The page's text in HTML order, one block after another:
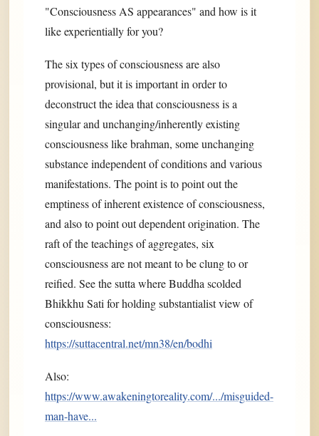
"Consciousness AS appearances" and how is it
like experientially for you?
The six types of consciousness are also
provisional, but it is important in order to
deconstruct the idea that consciousness is a
singular and unchanging/inherently existing
consciousness like brahman, some unchanging
substance independent of conditions and various
manifestations. The point is to point out the
emptiness of inherent existence of consciousness,
and also to point out dependent origination. The
raft of the teachings of aggregates, six
consciousness are not meant to be clung to or
reified. See the sutta where Buddha scolded
Bhikkhu Sati for holding substantialist view of
consciousness:
https://suttacentral.net/mn38/en/bodhi
Also:
https://www.awakeningtoreality.com/.../misguided-
man-have...